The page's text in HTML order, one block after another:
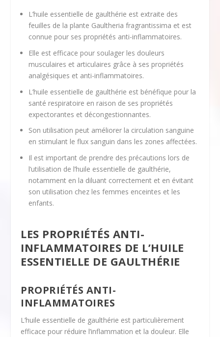
L’huile essentielle de gaulthérie est extraite des
feuilles de la plante Gaultheria fragrantissima et est
connue pour ses propriétés anti-inflammatoires.
Elle est efficace pour soulager les douleurs
musculaires et articulaires grâce à ses propriétés
analgésiques et anti-inflammatoires.
L’huile essentielle de gaulthérie est bénéfique pour la
santé respiratoire en raison de ses propriétés
expectorantes et décongestionnantes.
Son utilisation peut améliorer la circulation sanguine
en stimulant le flux sanguin dans les zones affectées.
Il est important de prendre des précautions lors de
l’utilisation de l’huile essentielle de gaulthérie,
notamment en la diluant correctement et en évitant
son utilisation chez les femmes enceintes et les
enfants.
LES PROPRIÉTÉS ANTI-
INFLAMMATOIRES DE L’HUILE
ESSENTIELLE DE GAULTHÉRIE
PROPRIÉTÉS ANTI-
INFLAMMATOIRES
L’huile essentielle de gaulthérie est particulièrement
efficace pour réduire l’inflammation et la douleur. Elle